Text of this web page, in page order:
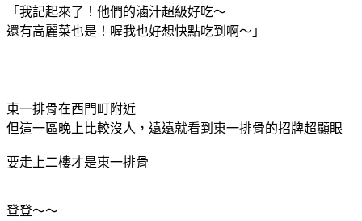
「我記起來了！他們的滷汁超級好吃～
還有高麗菜也是！喔我也好想快點吃到啊～」
東一排骨在西門町附近
但這一區晚上比較沒人，遠遠就看到東一排骨的招牌超顯眼
要走上二樓才是東一排骨
登登～～